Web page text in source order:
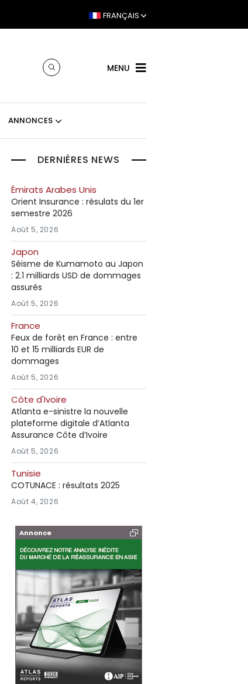
FRANÇAIS
MENU
ANNONCES
DERNIÈRES NEWS
Émirats Arabes Unis
Orient Insurance : résulats du 1er
semestre 2026
Août 5, 2026
Japon
Séisme de Kumamoto au Japon
: 2.1 milliards USD de dommages
assurés
Août 5, 2026
France
Feux de forêt en France : entre
10 et 15 milliards EUR de
dommages
Août 5, 2026
Côte d'Ivoire
Atlanta e-sinistre la nouvelle
plateforme digitale d’Atlanta
Assurance Côte d’Ivoire
Août 5, 2026
Tunisie
COTUNACE : résultats 2025
Août 4, 2026
Annonce